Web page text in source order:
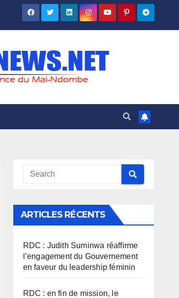
ARTICLES RÉCENTS
RDC : Judith Suminwa réaffirme
l’engagement du Gouvernement
en faveur du leadership féminin
RDC : en fin de mission, le